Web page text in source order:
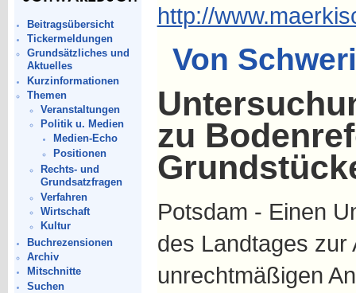
Beitragsübersicht
Tickermeldungen
Grundsätzliches und
Aktuelles
Kurzinformationen
Themen
Veranstaltungen
Politik u. Medien
Medien-Echo
Positionen
Rechts- und
Grundsatzfragen
Verfahren
Wirtschaft
Kultur
Buchrezensionen
Archiv
Mitschnitte
Suchen
http://
Von
zu
Potsdam - Einen
des Landtages zur
unrechtmäßigen